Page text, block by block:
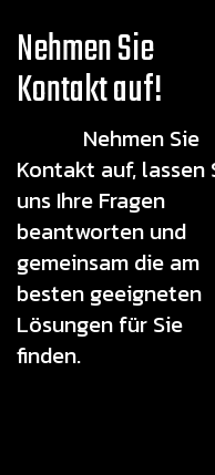
Nehmen Sie
Kontakt auf!
Nehmen Sie
Kontakt auf, lassen
uns Ihre Fragen
beantworten und
gemeinsam die am
besten geeigneten
Lösungen für Sie
finden.